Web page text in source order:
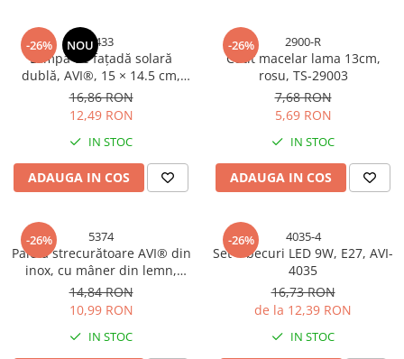
Cauciucuri bicicleta
Ciclocomputere bicicleta
Cosuri si remorci biciclete
Cricuri bicicleta
Frane bicicleta
Lanturi bicicleta
Lumini bicicleta
Mansoane si ghidoline biciclete
Manusi sport
Oglinzi biciclete
Pedale bicicleta
Pinioane bicicleta
-26% NOU5433
Lampă de fațadă solară
dublă, AVI®, 15 × 14.5 cm,
2W, 1200 lm, acumulator 1800
mAh, lumină caldă, senzor de
mișcare, AVI-5433
16,86 RON
12,49 RON
IN STOC
ADAUGA IN COS
-26% 2900-R
Cutit macelar lama 13cm,
rosu, TS-29003
7,68 RON
5,69 RON
IN STOC
ADAUGA IN COS
-26% 5374
Paletă strecurătoare AVI® din
inox, cu mâner din lemn,
pentru gătit la ceaun,
diametru 20 cm, AVI-5374
14,84 RON
10,99 RON
IN STOC
-26% 4035-4
Set 4 becuri LED 9W, E27, AVI-
4035
16,73 RON
de la 12,39 RON
IN STOC